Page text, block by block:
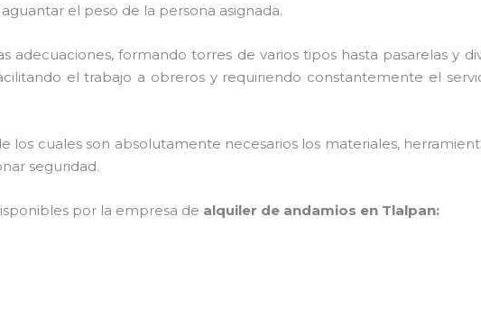
el peso de la persona asignada.
adecuaciones, formando torres de varios tipos hasta pasarelas y
el trabajo a obreros y requiriendo constantemente el
los cuales son absolutamente necesarios los materiales,
seguridad.
por la empresa de alquiler de andamios en Tlalpan: